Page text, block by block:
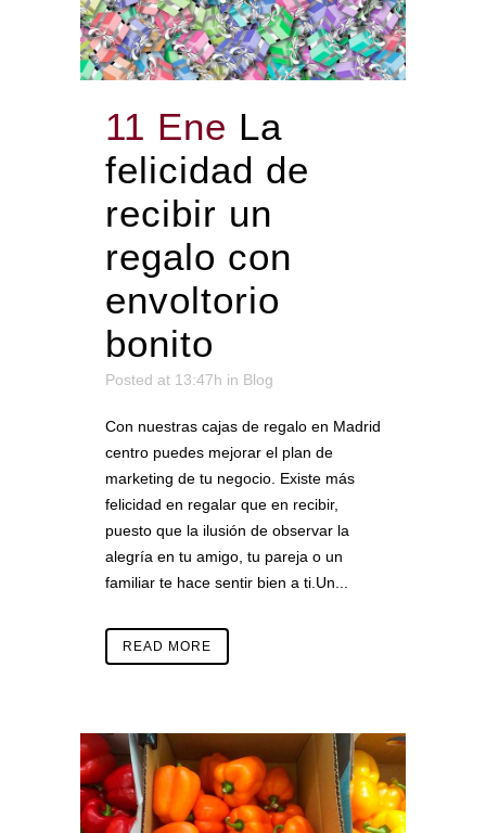
11 Ene La
felicidad de
recibir un
regalo con
envoltorio
bonito
Posted at 13:47h in Blog
Con nuestras cajas de regalo en Madrid
centro puedes mejorar el plan de
marketing de tu negocio. Existe más
felicidad en regalar que en recibir,
puesto que la ilusión de observar la
alegría en tu amigo, tu pareja o un
familiar te hace sentir bien a ti.Un...
READ MORE